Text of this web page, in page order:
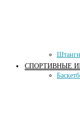
Штанги
СПОРТИВНЫЕ